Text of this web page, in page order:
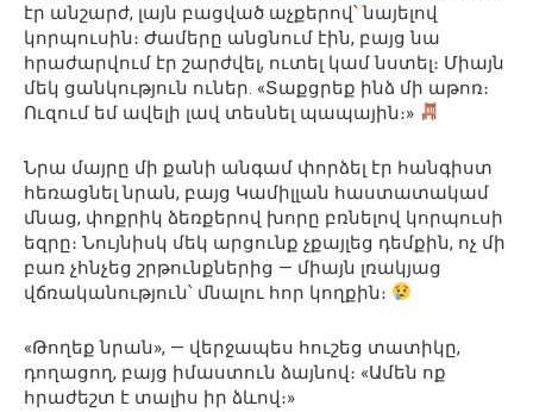
էր անշարժ, լայն բացված աչքերով՝ նայելով
կորպուսին։ Ժամերը անցնում էին, բայց նա
հրաժարվում էր շարժվել, ուտել կամ նստել։ Միայն
մեկ ցանկություն ուներ. «Տաքցրեք ինձ մի աթոռ։
Ուզում եմ ավելի լավ տեսնել պապային։»
Նրա մայրը մի քանի անգամ փորձել էր հանգիստ
հեռացնել նրան, բայց Կամիլլան հաստատակամ
մնաց, փոքրիկ ձեռքերով խորը բռնելով կորպուսի
եզրը։ Նույնիսկ մեկ արցունք չքայլեց դեմքին, ոչ մի
բառ չհնչեց շրթունքներից — միայն լռակյաց
վճռականություն՝ մնալու հոր կողքին։
«Թողեք նրան», — վերջապես հուշեց տատիկը,
դողացող, բայց իմաստուն ձայնով։ «Ամեն ոք
հրաժեշտ է տալիս իր ձևով։»